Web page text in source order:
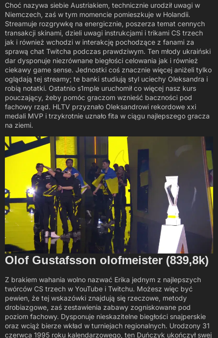
Choć nazywa siebie Austriakiem, technicznie urodził uwagi w
Niemczech, zaś w tym momencie pomieszkuje w Holandii.
Streamuje rozgrywkę na energicznie, poszerza temat cennych
transakcji skinami, dzieli uwagi instrukcjami i trikami CS trzech
jak i również wchodzi w interakcję pochodzące z fanami za
sprawą chat Twitcha podczas prawdziwym. Ten młody ukraiński
dar dysponuje niezrównane biegłości celowania jak i również
ciekawy game sense. Jednostki coś znacznie więcej aniżeli tylko
oglądają tej streamy; te banki studiują styl uciechy Oleksandra i
robią notatki. Ostatnio s1mple uruchomił co więcej nasz kurs
pouczający, żeby pomóc graczom wznieść baczności pod
fachowy rząd. HLTV przyznało Oleksandrowi rekordowe xxi
medali MVP i trzykrotnie uznało fita w ciągu najlepszego gracza
na ziemi.
Olof Gustafsson olofmeister (839,8k)
Z brakiem wahania wolno nazwać Erika jednym z najlepszych
twórców CS trzech w YouTube i Twitchu. Możesz więc być
pewien, że tej wskazówki znajdują się rzeczowe, metody
drobiazgowe, zaś zestawienia zabawy zogniskowane pod
poziom fachowy. Dysponuje nieskazitelne biegłości snajperskie
oraz wciąż bierze wkład w turniejach regionalnych. Urodzony 31
czerwca 1995 roku kalendarzowego, ten Duńczyk ukończył swej